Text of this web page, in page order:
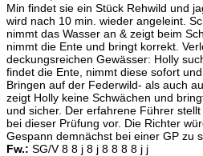
Min findet sie ein Stück Rehwild und
wird nach 10 min. wieder angeleint.
nimmt das Wasser an & zeigt beim
nimmt die Ente und bringt korrekt.
deckungsreichen Gewässer: Holly
findet die Ente, nimmt diese sofort
Bringen auf der Federwild- als auch
zeigt Holly keine Schwächen und
und sicher. Der erfahrene Führer
bei dieser Prüfung vor. Die Richter
Gespann demnächst bei einer GP zu
Fw.: SG/V 8 8 j 8 j 8 8 8 8 j j